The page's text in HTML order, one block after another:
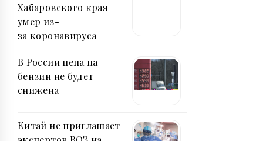
Хабаровского края
умер из-
за коронавируса
В России цена на
бензин не будет
снижена
Китай не приглашает